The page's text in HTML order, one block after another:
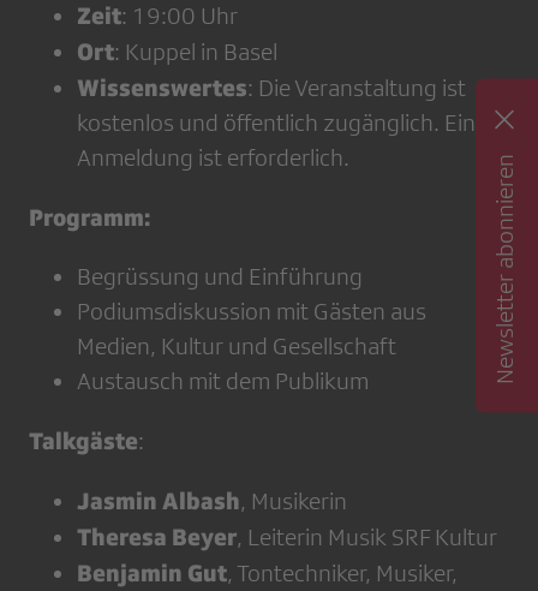
Zeit: 19:00 Uhr
Ort: Kuppel in Basel
Wissenswertes: Die Veranstaltung ist
kostenlos und öffentlich zugänglich. Eine
Anmeldung ist erforderlich.
Programm:
Begrüssung und Einführung
Podiumsdiskussion mit Gästen aus
Medien, Kultur und Gesellschaft
Austausch mit dem Publikum
Talkgäste:
Jasmin Albash, Musikerin
Theresa Beyer, Leiterin Musik SRF Kultur
Benjamin Gut, Tontechniker, Musiker,
Newsletter abonnieren